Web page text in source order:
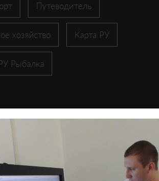
Путеводитель
хозяйство Карта РУ
Рыбалка